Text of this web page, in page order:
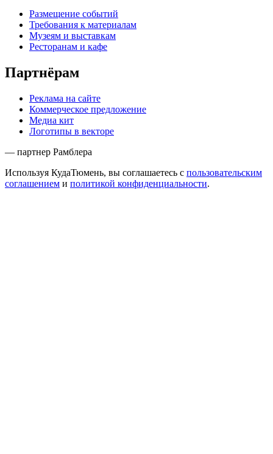
Размещение событий
Требования к материалам
Музеям и выставкам
Ресторанам и кафе
Партнёрам
Реклама на сайте
Коммерческое предложение
Медиа кит
Логотипы в векторе
— партнер Рамблера
Используя КудаТюмень, вы соглашаетесь с пользовательским
соглашением и политикой конфиденциальности.